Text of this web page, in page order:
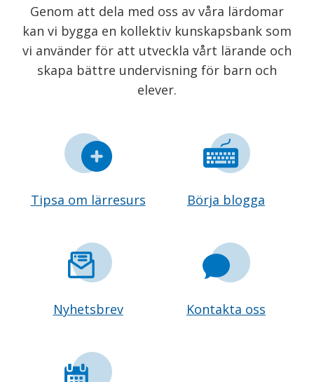
Genom att dela med oss av våra lärdomar
kan vi bygga en kollektiv kunskapsbank som
vi använder för att utveckla vårt lärande och
skapa bättre undervisning för barn och
elever.
Tipsa om lärresurs Börja blogga
Nyhetsbrev Kontakta oss